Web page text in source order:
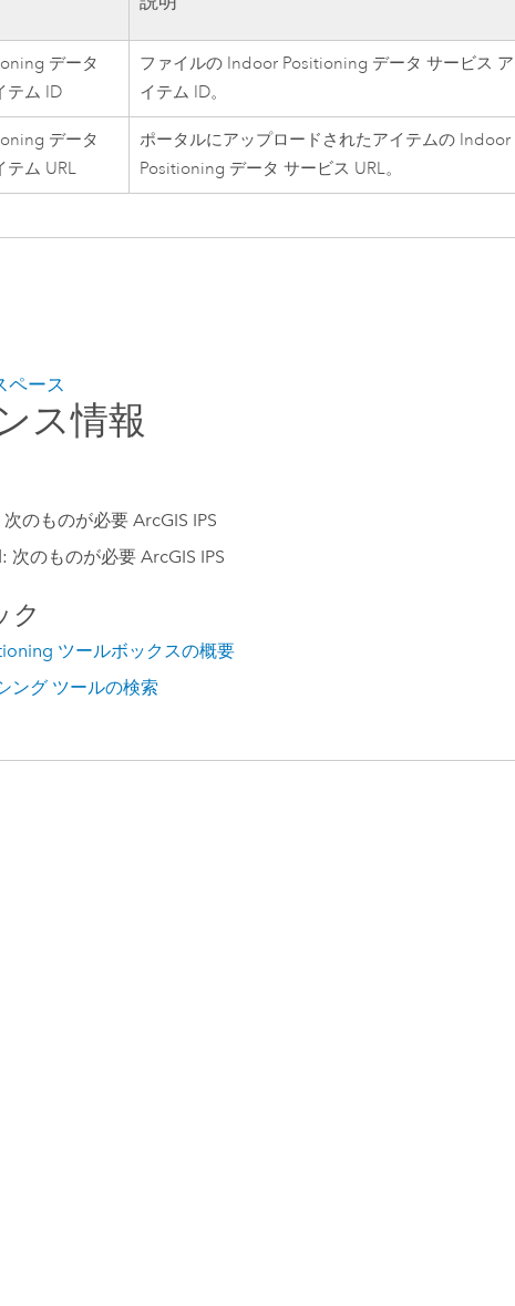
データ
テム ID
ファイルの Indoor Positioning データ サービス ア
イテム ID。
データ
テム URL
ポータルにアップロードされたアイテムの Indoor
Positioning データ サービス URL。
ペース
ス情報
のものが必要 ArcGIS IPS
次のものが必要 ArcGIS IPS
ク
ツールボックスの概要
ング ツールの検索